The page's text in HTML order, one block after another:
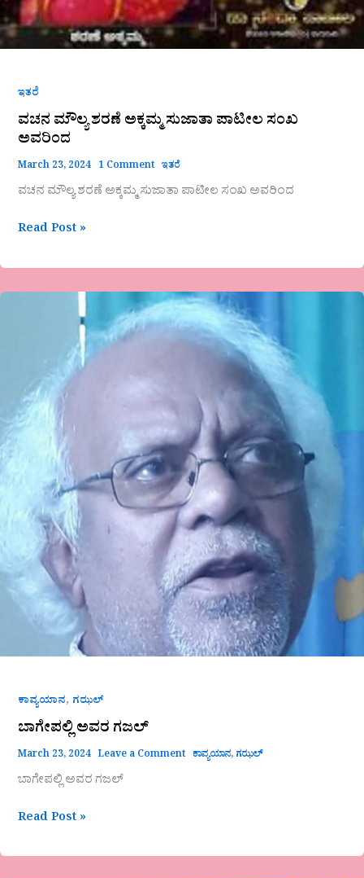
ಇತರೆ
ವಚನ ಮೌಲ್ಯ ಶರಣೆ ಅಕ್ಕಮ್ಮ ಸುಜಾತಾ ಪಾಟೀಲ ಸಂಖ
ಅವರಿಂದ
March 23, 2024 1 Comment ಇತರೆ
ವಚನ ಮೌಲ್ಯ ಶರಣೆ ಅಕ್ಕಮ್ಮ ಸುಜಾತಾ ಪಾಟೀಲ ಸಂಖ ಅವರಿಂದ
Read Post »
ಕಾವ್ಯಯಾನ, ಗಝಲ್
ಬಾಗೇಪಲ್ಲಿ ಅವರ ಗಜಲ್
March 23, 2024 Leave a Comment ಕಾವ್ಯಯಾನ, ಗಝಲ್
ಬಾಗೇಪಲ್ಲಿ ಅವರ ಗಜಲ್
Read Post »